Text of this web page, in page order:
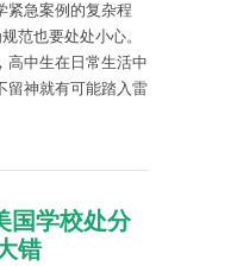
紧急案例的复杂程
范也要处处小心。
高中生在日常生活中
留神就有可能踏入雷
国学校处分
错